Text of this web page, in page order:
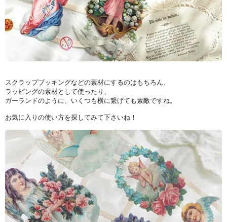
スクラップブッキングなどの素材にするのはもちろん、
ラッピングの素材として使ったり、
ガーランドのように、いくつも横に繋げても素敵ですね。
お気に入りの使い方を探してみて下さいね！